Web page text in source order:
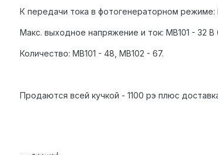
К передачи тока в фотогенераторном режиме:
Макс. выходное напряжение и ток: MB101 - 32
Количество: MB101 - 48, МВ102 - 67.
Продаются всей кучкой - 1100 рэ плюс